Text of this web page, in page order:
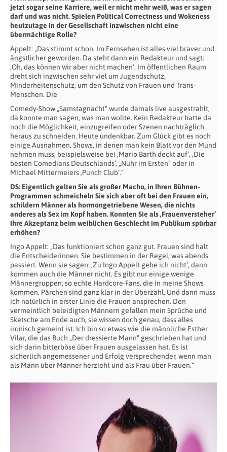
jetzt sogar seine Karriere, weil er nicht mehr weiß,was er sagen
darf und was nicht. Spielen Political Correctness und Wokeness
heutzutage in der Gesellschaft inzwischen nicht eine
übermächtige Rolle?
Appelt: „Das stimmt schon. Im Fernsehen ist alles viel braver und
ängstlicher geworden. Da steht dann ein Redakteur und sagt:
‚Oh, das können wir aber nicht machen‘. Im öffentlichen Raum
dreht sich inzwischen sehr viel um Jugendschutz,
Minderheitenschutz, um den Schutz von Frauen und Trans-
Menschen. Die
Comedy-Show „Samstagnacht“ wurde damals live ausgestrahlt,
da konnte man sagen, was man wollte. Kein Redakteur hatte da
noch die Möglichkeit, einzugreifen oder Szenen nachträglich
heraus zu schneiden. Heute undenkbar. Zum Glück gibt es noch
einige Ausnahmen, Shows, in denen man kein Blatt vor den Mund
nehmen muss, beispielsweise bei ‚Mario Barth deckt auf‘, ‚Die
besten Comedians Deutschlands’, „Nuhr im Ersten“ oder in
Michael Mittermeiers ‚Punch Club‘.“
DS: Eigentlich gelten Sie als großer Macho, in Ihren Bühnen-
Programmen schmeicheln Sie sich aber oft bei den Frauen ein,
schildern Männer als hormongetriebene Wesen, die nichts
anderes als Sex im Kopf haben. Konnten Sie als‚Frauenversteher‘
Ihre Akzeptanz beim weiblichen Geschlecht im Publikum spürbar
erhöhen?
Ingo Appelt: „Das funktioniert schon ganz gut. Frauen sind halt
die Entscheiderinnen. Sie bestimmen in der Regel, was abends
passiert. Wenn sie sagen: ‚Zu Ingo Appelt gehe ich nicht‘, dann
kommen auch die Männer nicht. Es gibt nur einige wenige
Männergruppen, so echte Hardcore-Fans, die in meine Shows
kommen. Pärchen sind ganz klar in der Überzahl. Und dann muss
ich natürlich in erster Linie die Frauen ansprechen. Den
vermeintlich beleidigten Männern gefallen mein Sprüche und
Sketsche am Ende auch, sie wissen doch genau, dass alles
ironisch gemeint ist. Ich bin so etwas wie die männliche Esther
Vilar, die das Buch „Der dressierte Mann“ geschrieben hat und
sich darin bitterböse über Frauen ausgelassen hat. Es ist
sicherlich angemessener und Erfolg versprechender, wenn man
als Mann über Männer herzieht und als Frau über Frauen.“